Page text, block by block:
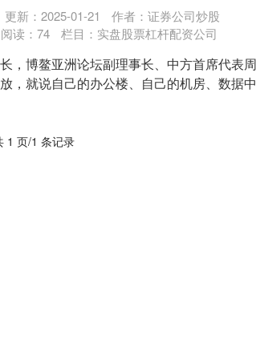
更新：2025-01-21
作者：证券公司炒股
阅读： 74 栏目： 实盘股票杠杆配资公司
，博鳌亚洲论坛副理事长、中方首席代表
，就说自己的办公楼、自己的机房、数据
1 页/1 条记录